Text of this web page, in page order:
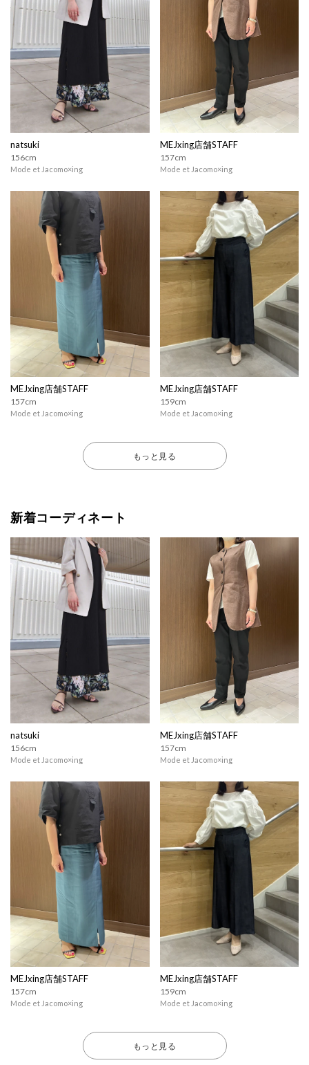
natsuki
156cm
Mode et Jacomo×ing
MEJxing店舗STAFF
157cm
Mode et Jacomo×ing
MEJxing店舗STAFF
157cm
Mode et Jacomo×ing
MEJxing店舗STAFF
159cm
Mode et Jacomo×ing
もっと見る
新着コーディネート
natsuki
156cm
Mode et Jacomo×ing
MEJxing店舗STAFF
157cm
Mode et Jacomo×ing
MEJxing店舗STAFF
157cm
Mode et Jacomo×ing
MEJxing店舗STAFF
159cm
Mode et Jacomo×ing
もっと見る